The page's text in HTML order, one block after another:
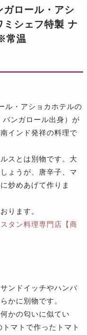
ガロール・アシ
ミシェフ特製 ナ
常温
ル・アショカホテルの
ンガロール出身）が
インド発祥の料理で
スとは別物です。大
ょうが、唐辛子、マ
炒めあげて作りま
ります。
タン料理専門店【商
ンドイッチやハンバ
かに別物です。
かの匂いに似てい
マトで作ったトマト